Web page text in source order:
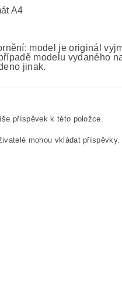
A4
model je originál
modelu vydaného
jinak.
příspěvek k této položce.
mohou vkládat příspěvky.